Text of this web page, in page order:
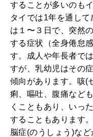
することが多いのも
タイでは1年を通し
は１〜３日で、突然
する症状（全身倦怠
す。成人や年長者で
すが、乳幼児はその
傾向があります。咳(
痢、嘔吐、腹痛など
くこともあり、いっ
することもあります
脳症(のうしょう)な